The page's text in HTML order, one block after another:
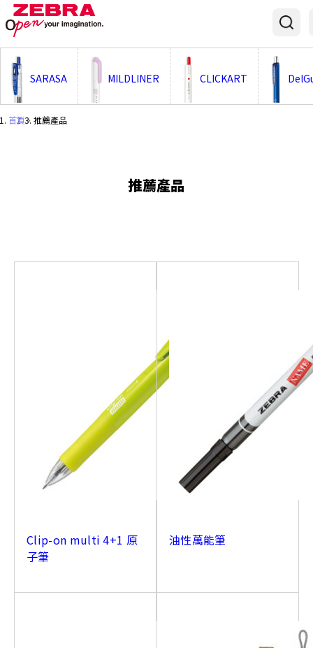
SARASA MILDLINER CLICKART
首頁・ 推薦產品
推薦產品
Clip-on multi 4+1 原
子筆
油性萬能筆